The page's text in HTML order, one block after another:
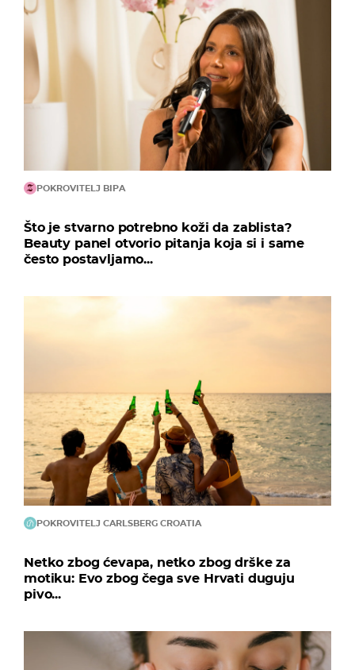
POKROVITELJ BIPA
Što je stvarno potrebno koži da zablista?
Beauty panel otvorio pitanja koja si i same
često postavljamo...
POKROVITELJ CARLSBERG CROATIA
Netko zbog ćevapa, netko zbog drške za
motiku: Evo zbog čega sve Hrvati duguju
pivo...